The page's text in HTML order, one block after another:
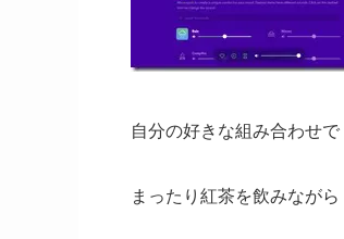
自分の好きな組み合わせで
まったり紅茶を飲みながら